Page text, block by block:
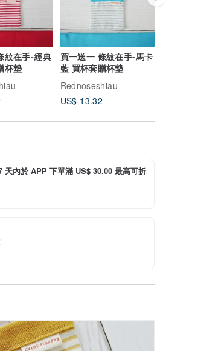
紋在手-經典
杯墊
買一送一 條紋在手-馬卡
藍 買杯套贈杯墊
Rednoseshiau
US$ 13.32
內於 APP 下單滿 US$ 30.00 最高可折